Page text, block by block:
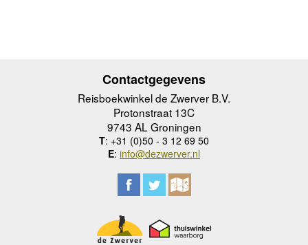
Contactgegevens
Reisboekwinkel de Zwerver B.V.
Protonstraat 13C
9743 AL Groningen
T: +31 (0)50 - 3 12 69 50
E: info@dezwerver.nl